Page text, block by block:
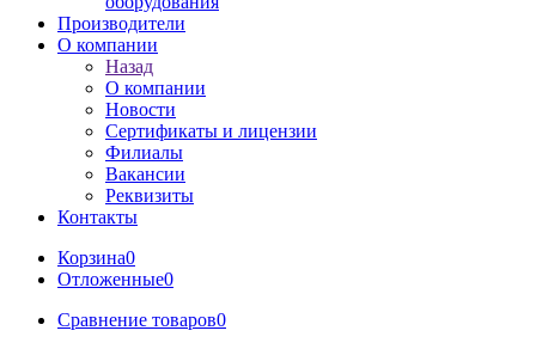
Производители
О компании
Назад
О компании
Новости
Сертификаты и лицензии
Филиалы
Вакансии
Реквизиты
Контакты
Корзина0
Отложенные0
Сравнение товаров0